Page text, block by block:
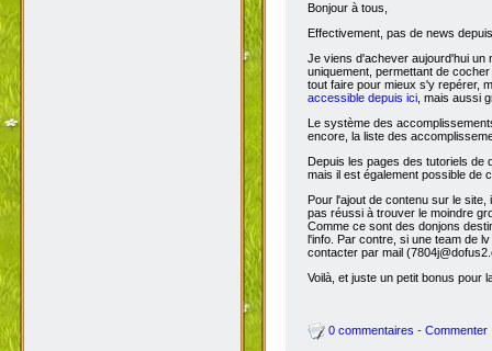
Bonjour à tous,
Effectivement, pas de news
Je viens d'achever aujourd'hui
uniquement, permettant de
tout faire pour mieux s'y repérer,
accessible depuis ici, mais aussi
Le système des
encore, la liste des
Depuis les pages des tutoriels de
mais il est également possible de
Pour l'ajout de contenu sur le
pas réussi à trouver le moindre
Comme ce sont des donjons
l'info. Par contre, si une team de
contacter par mail
Voilà, et juste un petit bonus pour
0 commentaires - Commenter